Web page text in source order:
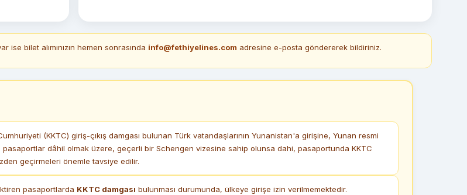
ise bilet alımınızın hemen sonrasında info@fethiyelines.com adresine e-posta göndererek bildiriniz.
(KKTC) giriş-çıkış damgası bulunan Türk vatandaşlarının Yunanistan'a girişine, Yunan resmi
pasaportlar dâhil olmak üzere, geçerli bir Schengen vizesine sahip olunsa dahi, pasaportunda KKTC
geçirmeleri önemle tavsiye edilir.
pasaportlarda KKTC damgası bulunması durumunda, ülkeye girişe izin verilmemektedir.